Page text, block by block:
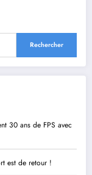
Rechercher
30 ans de FPS avec
est de retour !